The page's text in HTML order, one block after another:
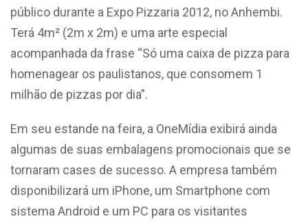
público durante a Expo Pizzaria 2012, no Anhembi.
Terá 4m² (2m x 2m) e uma arte especial
acompanhada da frase “Só uma caixa de pizza para
homenagear os paulistanos, que consomem 1
milhão de pizzas por dia”.
Em seu estande na feira, a OneMídia exibirá ainda
algumas de suas embalagens promocionais que se
tornaram cases de sucesso. A empresa também
disponibilizará um iPhone, um Smartphone com
sistema Android e um PC para os visitantes